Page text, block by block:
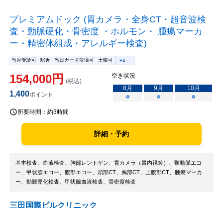
プレミアムドック (胃カメラ・全身CT・超音波検
査・動脈硬化・骨密度 ・ホルモン・ 腫瘍マーカ
ー・精密体組成・アレルギー検査)
当月受診可 駅近 当日カード決済可 土曜可 +4...
154,000円 (税込)
1,400ポイント
空き状況
8月 9月 10月
○
○ ○
所要時間： 約3時間
詳細・予約
基本検査、血液検査、胸部レントゲン、胃カメラ（胃内視鏡）、頸動脈エコ
ー、甲状腺エコー、腹部エコー、頭部CT、胸部CT、上腹部CT、腫瘍マーカ
ー、動脈硬化検査、甲状腺血液検査、骨密度検査
三田国際ビルクリニック